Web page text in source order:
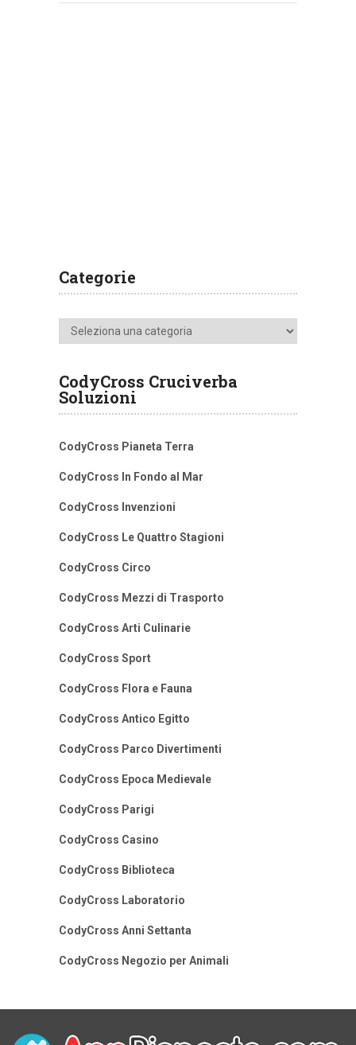
Categorie
Categorie
CodyCross Cruciverba
Soluzioni
CodyCross Pianeta Terra
CodyCross In Fondo al Mar
CodyCross Invenzioni
CodyCross Le Quattro Stagioni
CodyCross Circo
CodyCross Mezzi di Trasporto
CodyCross Arti Culinarie
CodyCross Sport
CodyCross Flora e Fauna
CodyCross Antico Egitto
CodyCross Parco Divertimenti
CodyCross Epoca Medievale
CodyCross Parigi
CodyCross Casino
CodyCross Biblioteca
CodyCross Laboratorio
CodyCross Anni Settanta
CodyCross Negozio per Animali